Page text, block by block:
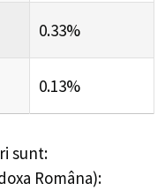
0.33%
0.13%
sunt:
Româna):